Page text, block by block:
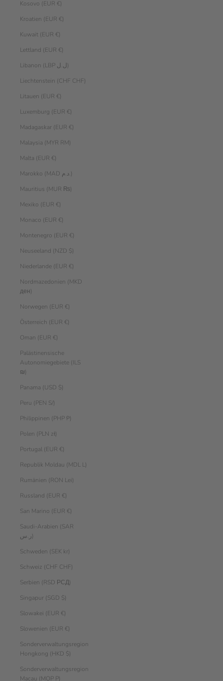
Kosovo (EUR €)
Kroatien (EUR €)
Kuwait (EUR €)
Lettland (EUR €)
Libanon (LBP ل.ل)
Liechtenstein (CHF CHF)
Litauen (EUR €)
Luxemburg (EUR €)
Madagaskar (EUR €)
Malaysia (MYR RM)
Malta (EUR €)
Marokko (MAD د.م.)
Mauritius (MUR ₨)
Mexiko (EUR €)
Monaco (EUR €)
Montenegro (EUR €)
Neuseeland (NZD $)
Niederlande (EUR €)
Nordmazedonien (MKD
ден)
Norwegen (EUR €)
Österreich (EUR €)
Oman (EUR €)
Palästinensische
Autonomiegebiete (ILS
₪)
Panama (USD $)
Peru (PEN S/)
Philippinen (PHP ₱)
Polen (PLN zł)
Portugal (EUR €)
Republik Moldau (MDL L)
Rumänien (RON Lei)
Russland (EUR €)
San Marino (EUR €)
Saudi-Arabien (SAR
ر.س)
Schweden (SEK kr)
Schweiz (CHF CHF)
Serbien (RSD РСД)
Singapur (SGD $)
Slowakei (EUR €)
Slowenien (EUR €)
Sonderverwaltungsregion
Hongkong (HKD $)
Sonderverwaltungsregion
Macau (MOP P)